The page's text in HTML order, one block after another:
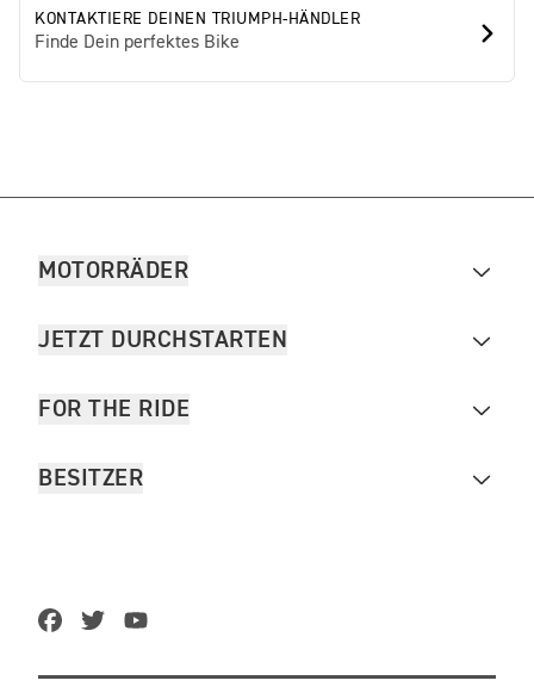
KONTAKTIERE DEINEN TRIUMPH-HÄNDLER
Finde Dein perfektes Bike
MOTORRÄDER
JETZT DURCHSTARTEN
FOR THE RIDE
BESITZER